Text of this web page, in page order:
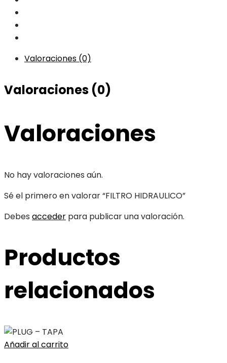
Valoraciones (0)
Valoraciones (0)
Valoraciones
No hay valoraciones aún.
Sé el primero en valorar “FILTRO HIDRAULICO”
Debes acceder para publicar una valoración.
Productos
relacionados
Añadir al carrito